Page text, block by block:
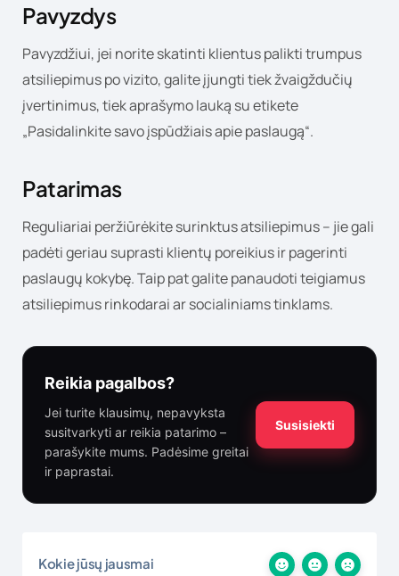
Pavyzdys
Pavyzdžiui, jei norite skatinti klientus palikti trumpus
atsiliepimus po vizito, galite įjungti tiek žvaigždučių
įvertinimus, tiek aprašymo lauką su etikete
„Pasidalinkite savo įspūdžiais apie paslaugą“.
Patarimas
Reguliariai peržiūrėkite surinktus atsiliepimus – jie gali
padėti geriau suprasti klientų poreikius ir pagerinti
paslaugų kokybę. Taip pat galite panaudoti teigiamus
atsiliepimus rinkodarai ar socialiniams tinklams.
Reikia pagalbos?
Jei turite klausimų, nepavyksta
susitvarkyti ar reikia patarimo –
parašykite mums. Padėsime greitai
ir paprastai.
Susisiekti
Kokie jūsų jausmai